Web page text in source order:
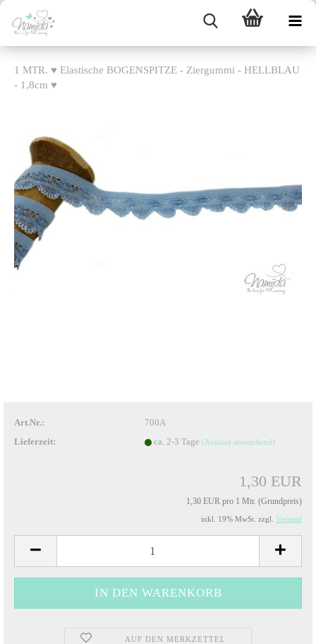
1 MTR. ♥ Elastische BOGENSPITZE - Ziergummi - HELLBLAU
- 1,8cm ♥
Art.Nr.:
700A
Lieferzeit:
ca. 2-3 Tage (Ausland abweichend)
1,30 EUR
1,30 EUR pro 1 Mtr. (Grundpreis)
inkl. 19% MwSt. zzgl. Versand
AUF DEN MERKZETTEL